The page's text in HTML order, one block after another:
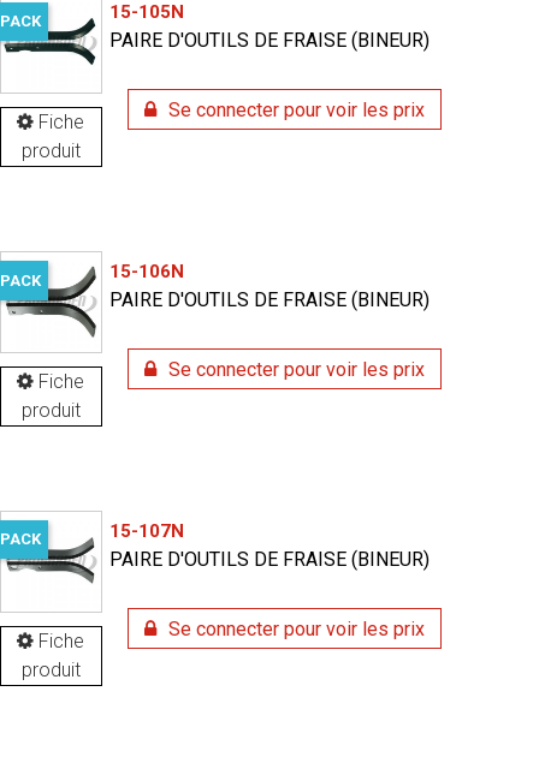
Fiche
produit
PACK 15-105N
PAIRE D'OUTILS DE FRAISE (BINEUR)
Se connecter pour voir les prix
Fiche
produit
PACK 15-106N
PAIRE D'OUTILS DE FRAISE (BINEUR)
Se connecter pour voir les prix
Fiche
produit
PACK 15-107N
PAIRE D'OUTILS DE FRAISE (BINEUR)
Se connecter pour voir les prix